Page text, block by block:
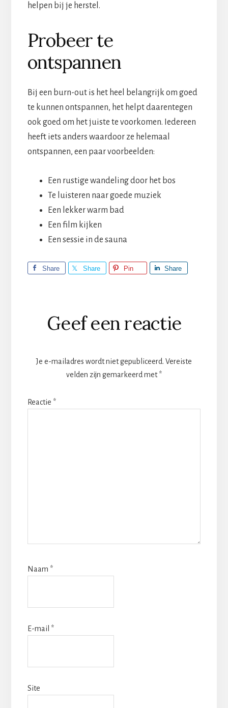
helpen bij je herstel.
Probeer te
ontspannen
Bij een burn-out is het heel belangrijk om goed
te kunnen ontspannen, het helpt daarentegen
ook goed om het juiste te voorkomen. Iedereen
heeft iets anders waardoor ze helemaal
ontspannen, een paar voorbeelden:
Een rustige wandeling door het bos
Te luisteren naar goede muziek
Een lekker warm bad
Een film kijken
Een sessie in de sauna
Share Share Pin Share
Lees
Interacties
Geef een reactie
Je e-mailadres wordt niet gepubliceerd. Vereiste
velden zijn gemarkeerd met*
Reactie *
Naam *
E-mail *
Site